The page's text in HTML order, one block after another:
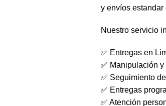
y envíos estandar
Nuestro servicio
✅ Entregas en
✅ Manipulación
✅ Seguimiento
✅ Entregas
✅ Atención